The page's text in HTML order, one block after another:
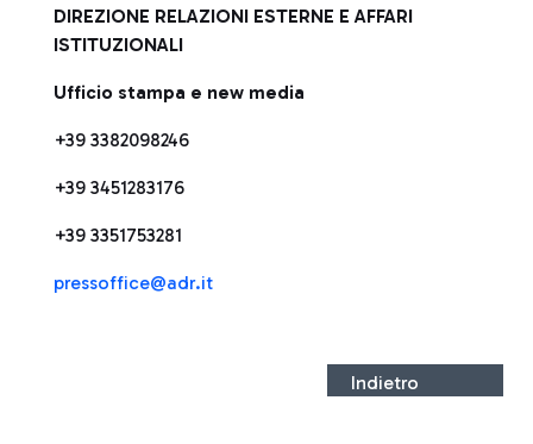
DIREZIONE RELAZIONI ESTERNE E AFFARI
ISTITUZIONALI
Ufficio stampa e new media
+39 3382098246
+39 3451283176
+39 3351753281
pressoffice@adr.it
Indietro